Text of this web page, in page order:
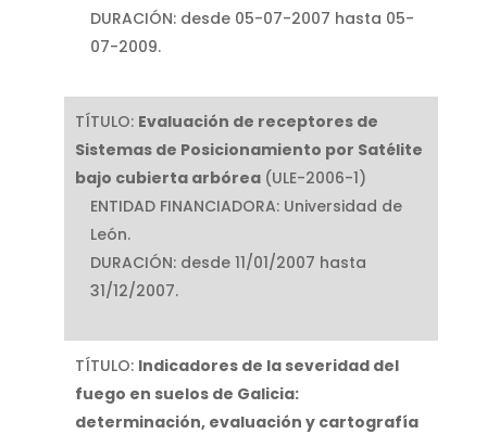
DURACIÓN: desde 05-07-2007 hasta 05-
07-2009.
TÍTULO: Evaluación de receptores de
Sistemas de Posicionamiento por Satélite
bajo cubierta arbórea (ULE-2006-1)
ENTIDAD FINANCIADORA: Universidad de
León.
DURACIÓN: desde 11/01/2007 hasta
31/12/2007.
TÍTULO: Indicadores de la severidad del
fuego en suelos de Galicia:
determinación, evaluación y cartografía